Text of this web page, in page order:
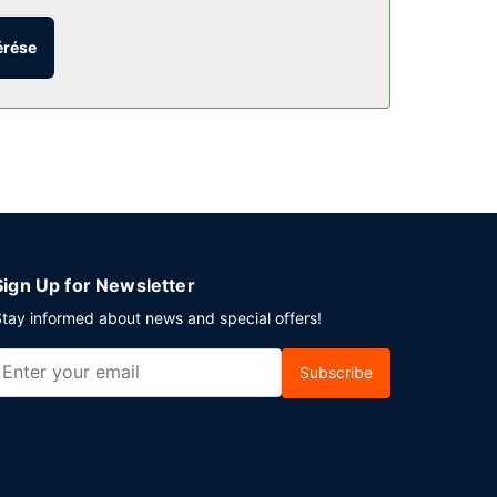
kis vásárláshoz támad kedve, akkor járja
de ha a szobádban maradnál, van
Up for Newsletter
informed about news and special offers!
Subscribe